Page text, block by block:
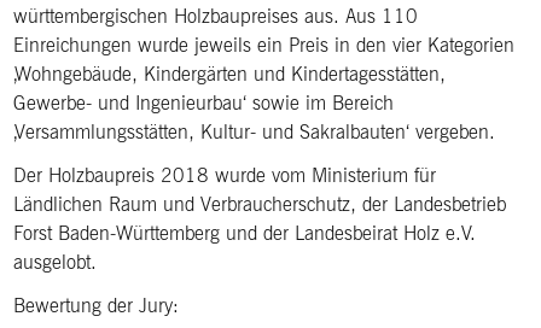
württembergischen Holzbaupreises aus. Aus 110
Einreichungen wurde jeweils ein Preis in den vier Kategorien
‚Wohngebäude, Kindergärten und Kindertagesstätten,
Gewerbe- und Ingenieurbau‘ sowie im Bereich
‚Versammlungsstätten, Kultur- und Sakralbauten‘ vergeben.
Der Holzbaupreis 2018 wurde vom Ministerium für
Ländlichen Raum und Verbraucherschutz, der Landesbetrieb
Forst Baden-Württemberg und der Landesbeirat Holz e.V.
ausgelobt.
Bewertung der Jury: